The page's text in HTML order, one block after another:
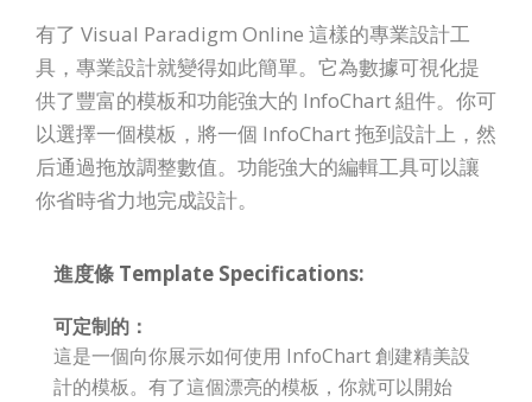
有了 Visual Paradigm Online 這樣的專業設計工
具，專業設計就變得如此簡單。它為數據可視化提
供了豐富的模板和功能強大的 InfoChart 組件。你可
以選擇一個模板，將一個 InfoChart 拖到設計上，然
后通過拖放調整數值。功能強大的編輯工具可以讓
你省時省力地完成設計。
進度條 Template Specifications:
可定制的：
這是一個向你展示如何使用 InfoChart 創建精美設
計的模板。有了這個漂亮的模板，你就可以開始